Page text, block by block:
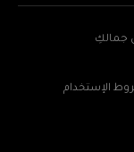
جمالكِ
الإستخدام